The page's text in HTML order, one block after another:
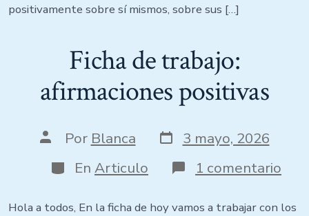
positivamente sobre sí mismos, sobre sus […]
Ficha de trabajo:
afirmaciones positivas
Por Blanca
3 mayo, 2026
En Articulo 1 comentario
Hola a todos, En la ficha de hoy vamos a trabajar con los